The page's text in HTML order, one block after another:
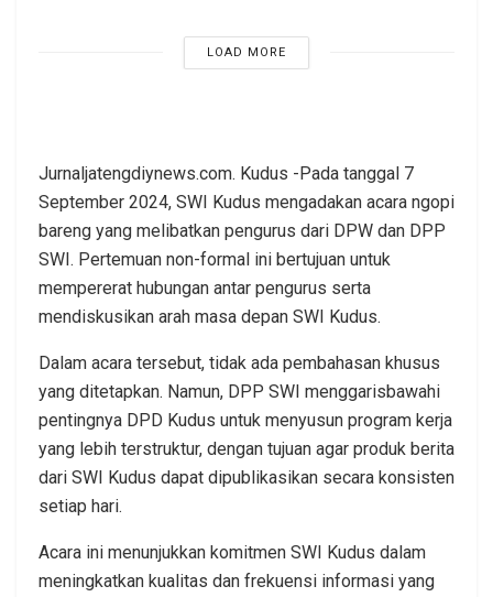
LOAD MORE
Jurnaljatengdiynews.com. Kudus -Pada tanggal 7
September 2024, SWI Kudus mengadakan acara ngopi
bareng yang melibatkan pengurus dari DPW dan DPP
SWI. Pertemuan non-formal ini bertujuan untuk
mempererat hubungan antar pengurus serta
mendiskusikan arah masa depan SWI Kudus.
Dalam acara tersebut, tidak ada pembahasan khusus
yang ditetapkan. Namun, DPP SWI menggarisbawahi
pentingnya DPD Kudus untuk menyusun program kerja
yang lebih terstruktur, dengan tujuan agar produk berita
dari SWI Kudus dapat dipublikasikan secara konsisten
setiap hari.
Acara ini menunjukkan komitmen SWI Kudus dalam
meningkatkan kualitas dan frekuensi informasi yang